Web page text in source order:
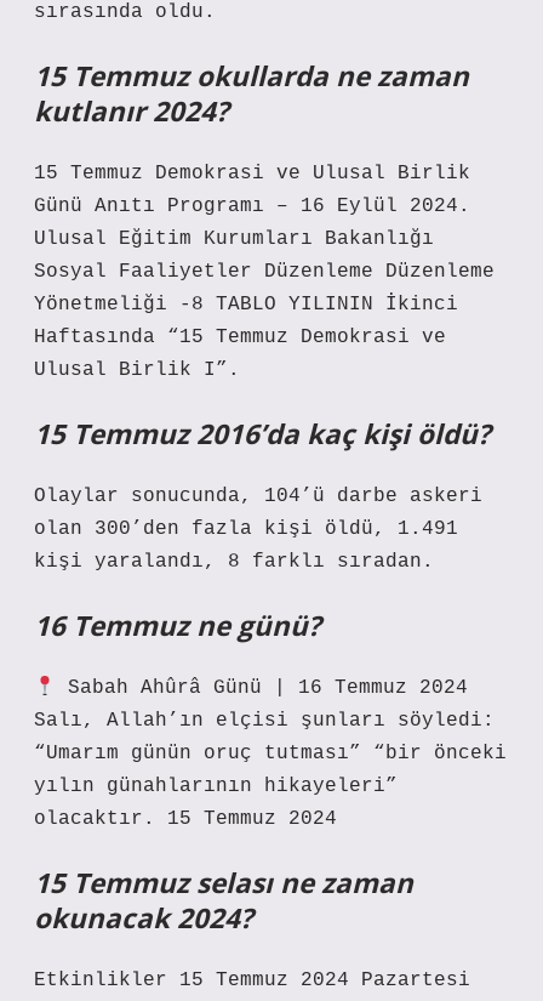
sırasında oldu.
15 Temmuz okullarda ne zaman
kutlanır 2024?
15 Temmuz Demokrasi ve Ulusal Birlik
Günü Anıtı Programı – 16 Eylül 2024.
Ulusal Eğitim Kurumları Bakanlığı
Sosyal Faaliyetler Düzenleme Düzenleme
Yönetmeliği -8 TABLO YILININ İkinci
Haftasında “15 Temmuz Demokrasi ve
Ulusal Birlik I”.
15 Temmuz 2016’da kaç kişi öldü?
Olaylar sonucunda, 104’ü darbe askeri
olan 300’den fazla kişi öldü, 1.491
kişi yaralandı, 8 farklı sıradan.
16 Temmuz ne günü?
Sabah Ahûrâ Günü | 16 Temmuz 2024
Salı, Allah’ın elçisi şunları söyledi:
“Umarım günün oruç tutması” “bir önceki
yılın günahlarının hikayeleri”
olacaktır. 15 Temmuz 2024
15 Temmuz selası ne zaman
okunacak 2024?
Etkinlikler 15 Temmuz 2024 Pazartesi